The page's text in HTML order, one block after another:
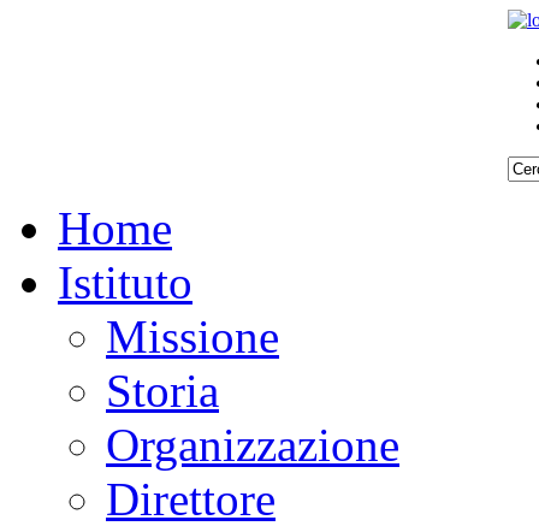
Home
Istituto
Missione
Storia
Organizzazione
Direttore